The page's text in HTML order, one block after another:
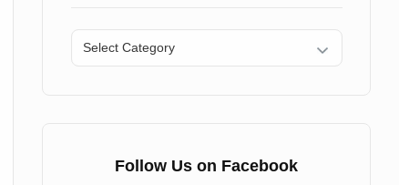
Categories
Follow Us on Facebook